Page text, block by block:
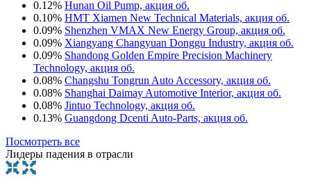
0.12% Hunan Oil Pump, акция об.
0.10% HMT Xiamen New Technical Materials, акция об.
0.09% Shenzhen VMAX New Energy Group, акция об.
0.09% Xiangyang Changyuan Donggu Industry, акция об.
0.09% Shandong Golden Empire Precision Machinery
Technology, акция об.
0.08% Changshu Tongrun Auto Accessory, акция об.
0.08% Shanghai Daimay Automotive Interior, акция об.
0.08% Jintuo Technology, акция об.
0.13% Guangdong Dcenti Auto-Parts, акция об.
Посмотреть все
Лидеры падения в отрасли